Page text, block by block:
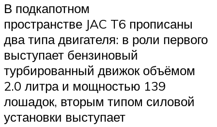
В подкапотном
пространстве JAC T6 прописаны
два типа двигателя: в роли первого
выступает бензиновый
турбированный движок объёмом
2.0 литра и мощностью 139
лошадок, вторым типом силовой
установки выступает